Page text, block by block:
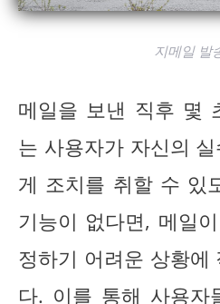
지메일 발
메일을 보낸 직후 몇
는 사용자가 자신의
게 조치를 취할 수 있
기능이 없다면, 메일
정하기 어려운 상황에
다. 이를 통해 사용자